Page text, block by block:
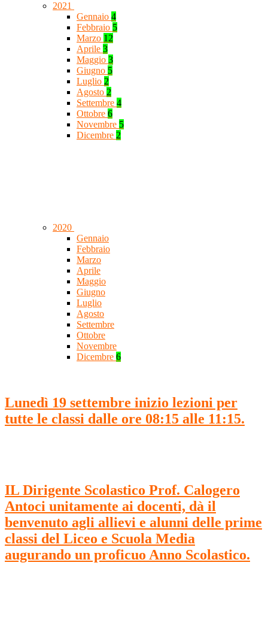
2021
Gennaio 4
Febbraio 5
Marzo 12
Aprile 3
Maggio 3
Giugno 5
Luglio 2
Agosto 2
Settembre 4
Ottobre 6
Novembre 5
Dicembre 2
2020
Gennaio
Febbraio
Marzo
Aprile
Maggio
Giugno
Luglio
Agosto
Settembre
Ottobre
Novembre
Dicembre 6
Lunedì 19 settembre inizio lezioni per
tutte le classi dalle ore 08:15 alle 11:15.
IL Dirigente Scolastico Prof. Calogero
Antoci unitamente ai docenti, dà il
benvenuto agli allievi e alunni delle prime
classi del Liceo e Scuola Media
augurando un proficuo Anno Scolastico.